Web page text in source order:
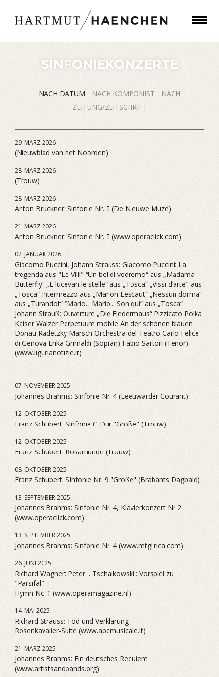
SINFONIEKONZERTE
NACH DATUM NACH KOMPONIST
NACH
ZEITUNG/ZEITSCHRIFT
29. MÄRZ 2026
(Nieuwblad van het Noorden)
28. MÄRZ 2026
(Trouw)
28. MÄRZ 2026
Anton Bruckner: Sinfonie Nr. 5 (De Nieuwe Muze)
21. MÄRZ 2026
Anton Bruckner: Sinfonie Nr. 5 (www.operaclick.com)
02. JANUAR 2026
Giacomo Puccini, Johann Strauss: Giacomo Puccini: La
tregenda aus "Le Villi" “Un bel di vedremo“ aus „Madama
Butterfly“ „E lucevan le stelle“ aus „Tosca“ „Vissi d’arte" aus
„Tosca“ Intermezzo aus „Manon Lescaut“ „Nessun dorma“
aus „Turandot“ “Mario... Mario... Son qui“ aus „Tosca“
Johann Strauß: Ouverture „Die Fledermaus“ Pizzicato Polka
Kaiser Walzer Perpetuum mobile An der schönen blauen
Donau Radetzky Marsch Orchestra del Teatro Carlo Felice
di Genova Erika Grimaldi (Sopran) Fabio Sartori (Tenor)
(www.ligurianotizie.it)
07. NOVEMBER 2025
Johannes Brahms: Sinfonie Nr. 4 (Leeuwarder Courant)
12. OKTOBER 2025
Franz Schubert: Sinfonie C-Dur "Große" (Trouw)
12. OKTOBER 2025
Franz Schubert: Rosamunde (Trouw)
08. OKTOBER 2025
Franz Schubert: SInfonie Nr. 9 "Große" (Brabants Dagbald)
13. SEPTEMBER 2025
Johannes Brahms: Sinfonie Nr. 4, Klavierkonzert Nr 2
(www.operaclick.com)
13. SEPTEMBER 2025
Johannes Brahms: Sinfonie Nr. 4 (www.mtglirica.com)
26. JUNI 2025
Richard Wagner: Peter I. Tschaikowski:: Vorspiel zu
"Parsifal"
Hymn No 1 (www.operamagazine.nl)
14. MAI 2025
Richard Strauss: Tod und Verklärung
Rosenkavalier-Suite (www.apemusicale.it)
21. MÄRZ 2025
Johannes Brahms: Ein deutsches Requiem
(www.artistsandbands.org)